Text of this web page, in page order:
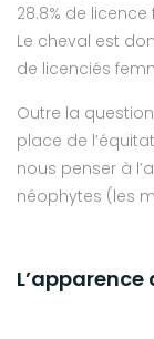
28.8% de licence
Le cheval est
de licenciés
Outre la
place de
nous penser à
néophytes (les